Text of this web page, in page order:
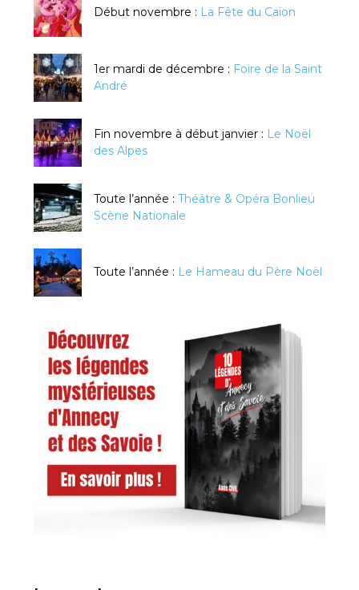
Début novembre : La Fête du Caïon
1er mardi de décembre : Foire de la Saint
André
Fin novembre à début janvier : Le Noël
des Alpes
Toute l’année : Théâtre & Opéra Bonlieu
Scène Nationale
Toute l’année : Le Hameau du Père Noël